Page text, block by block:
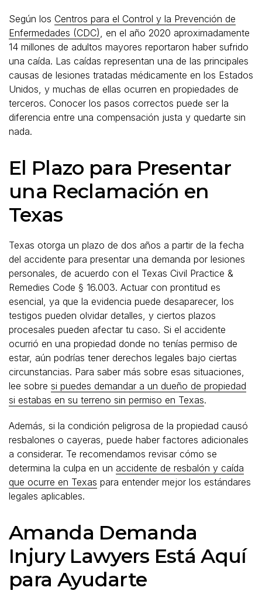
Según los Centros para el Control y la Prevención de
Enfermedades (CDC), en el año 2020 aproximadamente
14 millones de adultos mayores reportaron haber sufrido
una caída. Las caídas representan una de las principales
causas de lesiones tratadas médicamente en los Estados
Unidos, y muchas de ellas ocurren en propiedades de
terceros. Conocer los pasos correctos puede ser la
diferencia entre una compensación justa y quedarte sin
nada.
El Plazo para Presentar
una Reclamación en
Texas
Texas otorga un plazo de dos años a partir de la fecha
del accidente para presentar una demanda por lesiones
personales, de acuerdo con el Texas Civil Practice &
Remedies Code § 16.003. Actuar con prontitud es
esencial, ya que la evidencia puede desaparecer, los
testigos pueden olvidar detalles, y ciertos plazos
procesales pueden afectar tu caso. Si el accidente
ocurrió en una propiedad donde no tenías permiso de
estar, aún podrías tener derechos legales bajo ciertas
circunstancias. Para saber más sobre esas situaciones,
lee sobre si puedes demandar a un dueño de propiedad
si estabas en su terreno sin permiso en Texas.
Además, si la condición peligrosa de la propiedad causó
resbalones o cayeras, puede haber factores adicionales
a considerar. Te recomendamos revisar cómo se
determina la culpa en un accidente de resbalón y caída
que ocurre en Texas para entender mejor los estándares
legales aplicables.
Amanda Demanda
Injury Lawyers Está Aquí
para Ayudarte